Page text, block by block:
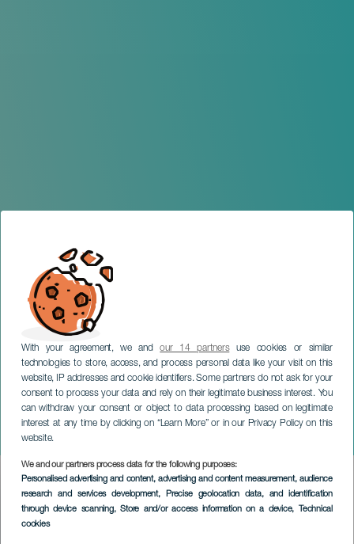
With your agreement, we andour 14 partnersuse cookies or similar
technologies to store, access, and process personal data like your visit on this
website, IP addresses and cookie identifiers. Some partners do not ask for your
consent to process your data and rely on their legitimate business interest. You
can withdraw your consent or object to data processing based on legitimate
interest at any time by clicking on “Learn More” or in our Privacy Policy on this
website.
We and our partners process data for the following purposes:
Personalised advertising and content, advertising and content measurement, audience
research and services development, Precise geolocation data, and identification
through device scanning, Store and/or access information on a device, Technical
cookies
Hjerte, gatekunst
LANZAROTE
Imagen
Listado